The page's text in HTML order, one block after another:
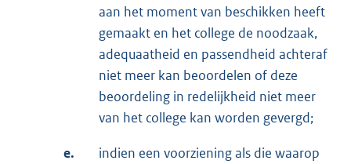
aan het moment van beschikken heeft
gemaakt en het college de noodzaak,
adequaatheid en passendheid achteraf
niet meer kan beoordelen of deze
beoordeling in redelijkheid niet meer
van het college kan worden gevergd;
e.
indien een voorziening als die waarop